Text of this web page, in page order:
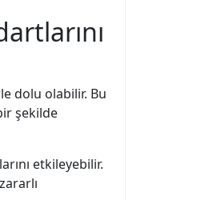
dolu olabilir. Bu
şekilde
etkileyebilir.